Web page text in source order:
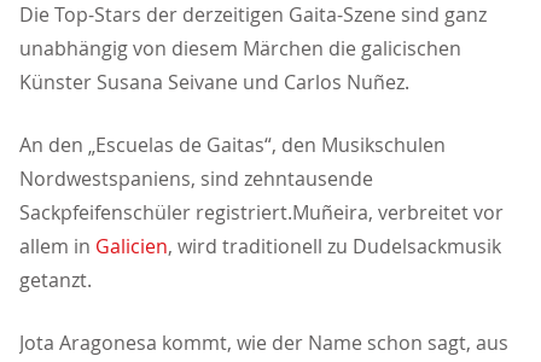
Die Top-Stars der derzeitigen Gaita-Szene sind ganz
unabhängig von diesem Märchen die galicischen
Künster Susana Seivane und Carlos Nuñez.
An den „Escuelas de Gaitas“, den Musikschulen
Nordwestspaniens, sind zehntausende
Sackpfeifenschüler registriert.Muñeira, verbreitet vor
allem in Galicien, wird traditionell zu Dudelsackmusik
getanzt.
Jota Aragonesa kommt, wie der Name schon sagt, aus